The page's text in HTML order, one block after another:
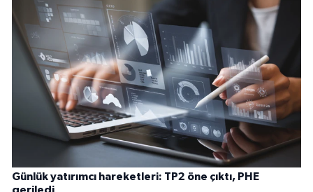
Günlük yatırımcı hareketleri: TP2 öne çıktı, PHE